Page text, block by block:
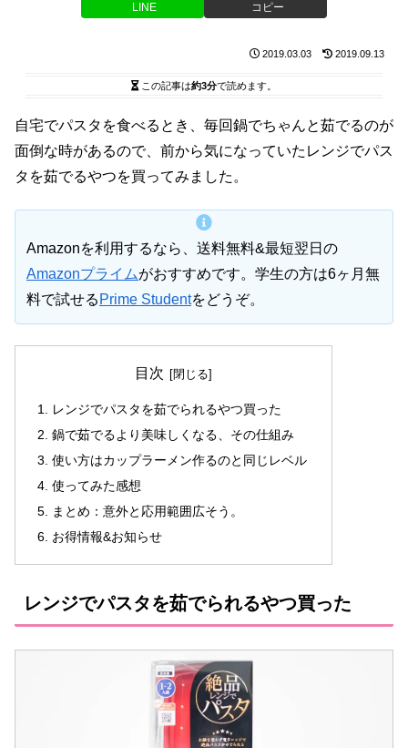
LINE コピー
2019.03.03 2019.09.13
この記事は約3分で読めます。
自宅でパスタを食べるとき、毎回鍋でちゃんと茹でるのが
面倒な時があるので、前から気になっていたレンジでパス
タを茹でるやつを買ってみました。
Amazonを利用するなら、送料無料&最短翌日の
Amazonプライムがおすすめです。学生の方は6ヶ月無
料で試せる Prime Studentをどうぞ。
目次
レンジでパスタを茹でられるやつ買った
鍋で茹でるより美味しくなる、その仕組み
使い方はカップラーメン作るのと同じレベル
使ってみた感想
まとめ：意外と応用範囲広そう。
お得情報&お知らせ
レンジでパスタを茹でられるやつ買った